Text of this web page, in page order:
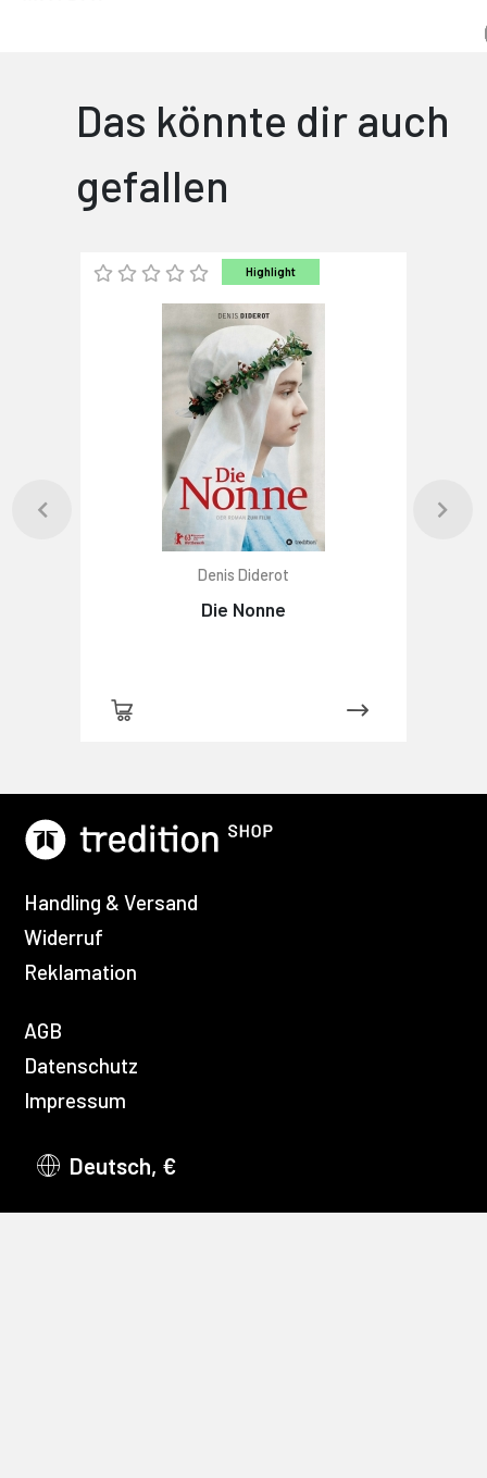
Das könnte dir auch
gefallen
Highlight
Denis Diderot
Die Nonne
Handling & Versand
Widerruf
Reklamation
AGB
Datenschutz
Impressum
Deutsch, €